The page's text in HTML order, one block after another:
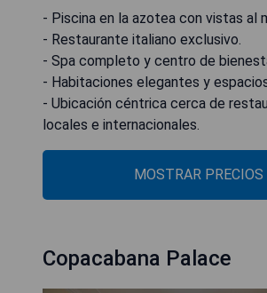
- Piscina en la azotea con vistas al
- Restaurante italiano exclusivo.
- Spa completo y centro de
- Habitaciones elegantes y
- Ubicación céntrica cerca de
locales e internacionales.
MOSTRAR PRECIOS
Copacabana Palace